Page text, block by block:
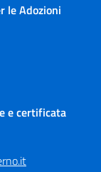
le Adozioni
e certificata